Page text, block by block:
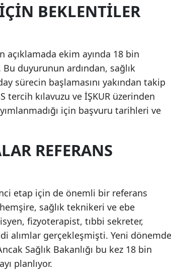
Gaziantep
Gümüşhane
Hakkari
Hatay
Mersin
Kars
Kastamonu
Kayseri
Kırklareli
BEKLENTILER
açıklamada ekim ayında 18 bin
duyurunun ardından, sağlık
sürecin başlamasını yakından takip
tercih kılavuzu ve İŞKUR üzerinden
için başvuru tarihleri ve
REFERANS
etap için de önemli bir referans
sağlık teknikeri ve ebe
fizyoterapist, tıbbi sekreter,
alımlar gerçekleşmişti. Yeni dönemde
Sağlık Bakanlığı bu kez 18 bin
planlıyor.